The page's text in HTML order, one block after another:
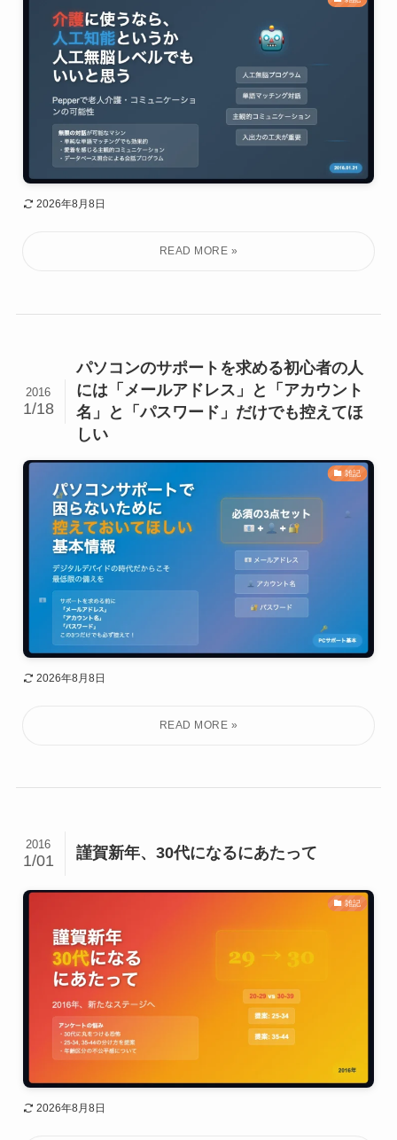
2026年8月8日
パソコンのサポートを求める初心者の人
には「メールアドレス」と「アカウント
名」と「パスワード」だけでも控えてほ
しい
2016
1/18
雑記
2026年8月8日
謹賀新年、30代になるにあたって
2016
1/01
雑記
2026年8月8日